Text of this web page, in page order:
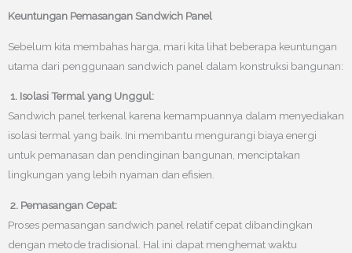
Keuntungan Pemasangan Sandwich Panel
Sebelum kita membahas harga, mari kita lihat beberapa keuntungan
utama dari penggunaan sandwich panel dalam konstruksi bangunan:
1. Isolasi Termal yang Unggul:
Sandwich panel terkenal karena kemampuannya dalam menyediakan
isolasi termal yang baik. Ini membantu mengurangi biaya energi
untuk pemanasan dan pendinginan bangunan, menciptakan
lingkungan yang lebih nyaman dan efisien.
2. Pemasangan Cepat:
Proses pemasangan sandwich panel relatif cepat dibandingkan
dengan metode tradisional. Hal ini dapat menghemat waktu